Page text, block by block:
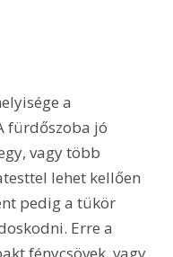
a
fürdőszoba jó
vagy több
lehet kellően
pedig a tükör
Erre a
fénycsövek, vagy